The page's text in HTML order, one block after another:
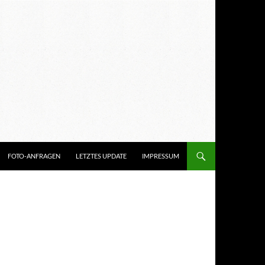
FOTO-ANFRAGEN LETZTES UPDATE IMPRESSUM